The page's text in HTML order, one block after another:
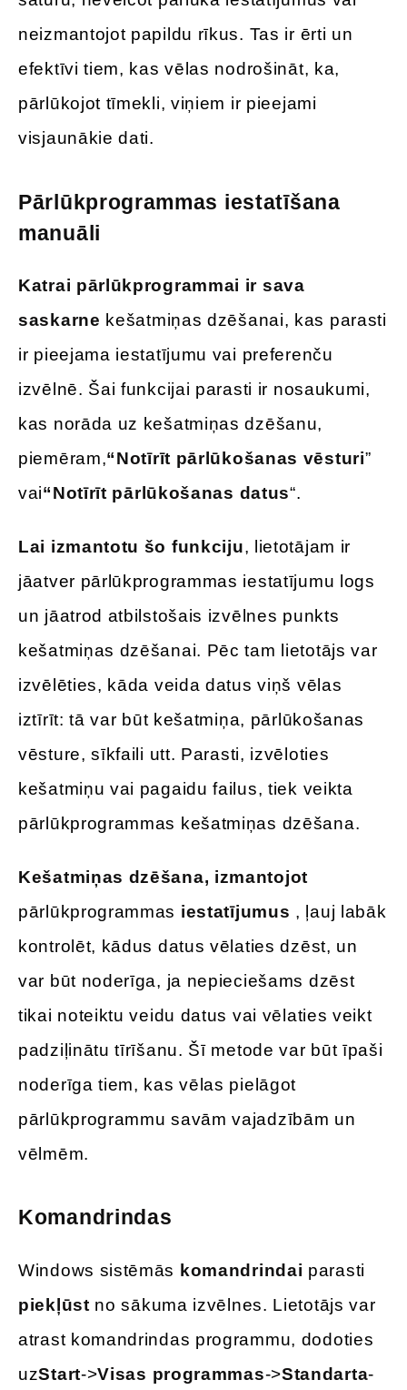
neizmantojot papildu rīkus. Tas ir ērti un
efektīvi tiem, kas vēlas nodrošināt, ka,
pārlūkojot tīmekli, viņiem ir pieejami
visjaunākie dati.
Pārlūkprogrammas iestatīšana
manuāli
Katrai pārlūkprogrammai ir sava
saskarne kešatmiņas dzēšanai, kas parasti
ir pieejama iestatījumu vai preferenču
izvēlnē. Šai funkcijai parasti ir nosaukumi,
kas norāda uz kešatmiņas dzēšanu,
piemēram,“Notīrīt pārlūkošanas vēsturi”
vai“Notīrīt pārlūkošanas datus“.
Lai izmantotu šo funkciju, lietotājam ir
jāatver pārlūkprogrammas iestatījumu logs
un jāatrod atbilstošais izvēlnes punkts
kešatmiņas dzēšanai. Pēc tam lietotājs var
izvēlēties, kāda veida datus viņš vēlas
iztīrīt: tā var būt kešatmiņa, pārlūkošanas
vēsture, sīkfaili utt. Parasti, izvēloties
kešatmiņu vai pagaidu failus, tiek veikta
pārlūkprogrammas kešatmiņas dzēšana.
Kešatmiņas dzēšana, izmantojot
pārlūkprogrammas iestatījumus , ļauj labāk
kontrolēt, kādus datus vēlaties dzēst, un
var būt noderīga, ja nepieciešams dzēst
tikai noteiktu veidu datus vai vēlaties veikt
padziļinātu tīrīšanu. Šī metode var būt īpaši
noderīga tiem, kas vēlas pielāgot
pārlūkprogrammu savām vajadzībām un
vēlmēm.
Komandrindas
Windows sistēmās komandrindai parasti
piekļūst no sākuma izvēlnes. Lietotājs var
atrast komandrindas programmu, dodoties
uzStart->Visas programmas->Standarta-